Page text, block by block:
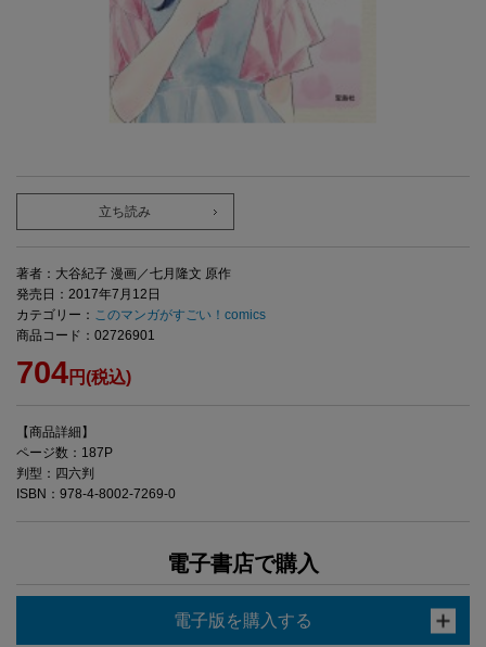
立ち読み
著者：大谷紀子 漫画／七月隆文 原作
発売日：2017年7月12日
カテゴリー： このマンガがすごい！comics
商品コード：02726901
704円(税込)
【商品詳細】
ページ数：187P
判型：四六判
ISBN：978-4-8002-7269-0
電子書店で購入
電子版を購入する